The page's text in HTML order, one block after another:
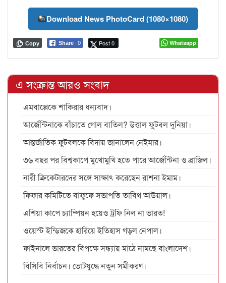
Download News PhotoCard (1080×1080)
Share 0 Post 0
Copy Whatsapp
এ সংক্রান্ত আরও সংবাদ
এমবাপ্পেকে শাকিরার ধন্যবাদ।
আর্জেন্টিনাকে বাঁচাতে গোল বাতিল? উত্তাল ফুটবল দুনিয়া।
আন্তর্জাতিক ফুটবলকে বিদায় জানালেন নেইমার।
৩৬ বছর পর বিশ্বকাপে মুখোমুখি হতে পারে আর্জেন্টিনা ও ব্রাজিল।
নারী ক্রিকেটারদের সঙ্গে সাক্ষাৎ করেছেন রাশনা ইমাম।
ফিফার কমিটিতে বাফুফে সভাপতি তাবিথ আউয়াল।
এশিয়া কাপে চ্যাম্পিয়ন হয়েও ট্রফি নিল না ভারত!
ওয়েস্ট ইন্ডিজকে হারিয়ে ইতিহাস গড়ল নেপাল।
ফাইনালে ভারতের বিপক্ষে সন্ধ্যায় মাঠে নামছে বাংলাদেশ।
বিসিবি নির্বাচন। ভোটযুদ্ধে নতুন সমীকরণ।